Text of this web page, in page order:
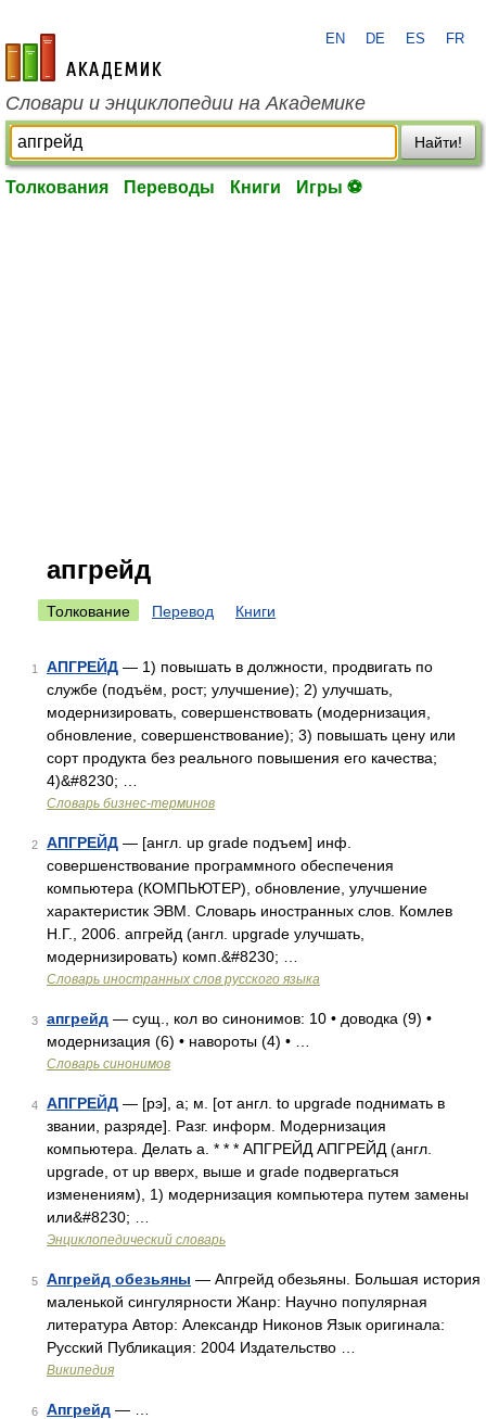
academic.ru
EN DE ES FR
Словари и энциклопедии на Академике
Найти!
Толкования Переводы Книги Игры ⚽
апгрейд
Толкование Перевод Книги
1 АПГРЕЙД — 1) повышать в должности, продвигать по
службе (подъём, рост; улучшение); 2) улучшать,
модернизировать, совершенствовать (модернизация,
обновление, совершенствование); 3) повышать цену или
сорт продукта без реального повышения его качества;
4)&#8230; …
Словарь бизнес-терминов
2 АПГРЕЙД — [англ. up grade подъем] инф.
совершенствование программного обеспечения
компьютера (КОМПЬЮТЕР), обновление, улучшение
характеристик ЭВМ. Словарь иностранных слов. Комлев
Н.Г., 2006. апгрейд (англ. upgrade улучшать,
модернизировать) комп.&#8230; …
Словарь иностранных слов русского языка
3 апгрейд — сущ., кол во синонимов: 10 • доводка (9) •
модернизация (6) • навороты (4) • …
Словарь синонимов
4 АПГРЕЙД — [рэ], а; м. [от англ. to upgrade поднимать в
звании, разряде]. Разг. информ. Модернизация
компьютера. Делать а. * * * АПГРЕЙД АПГРЕЙД (англ.
upgrade, от up вверх, выше и grade подвергаться
изменениям), 1) модернизация компьютера путем замены
или&#8230; …
Энциклопедический словарь
5 Апгрейд обезьяны — Апгрейд обезьяны. Большая история
маленькой сингулярности Жанр: Научно популярная
литература Автор: Александр Никонов Язык оригинала:
Русский Публикация: 2004 Издательство …
Википедия
6 Апгрейд — …